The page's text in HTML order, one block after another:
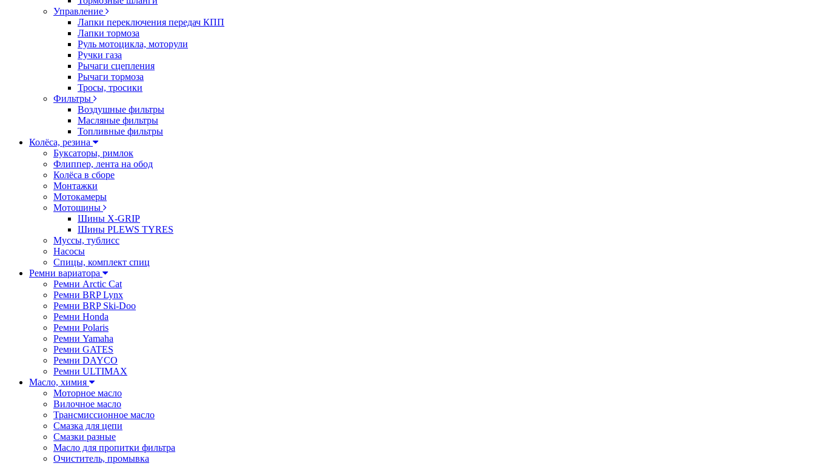
Управление
Лапки переключения передач КПП
Лапки тормоза
Руль мотоцикла, моторули
Ручки газа
Рычаги сцепления
Рычаги тормоза
Тросы, тросики
Фильтры
Воздушные фильтры
Масляные фильтры
Топливные фильтры
Колёса, резина
Буксаторы, римлок
Флиппер, лента на обод
Колёса в сборе
Монтажки
Мотокамеры
Мотошины
Шины X-GRIP
Шины PLEWS TYRES
Муссы, тублисс
Насосы
Спицы, комплект спиц
Ремни вариатора
Ремни Arctic Cat
Ремни BRP Lynx
Ремни BRP Ski-Doo
Ремни Honda
Ремни Polaris
Ремни Yamaha
Ремни GATES
Ремни DAYCO
Ремни ULTIMAX
Масло, химия
Моторное масло
Вилочное масло
Трансмиссионное масло
Смазка для цепи
Смазки разные
Масло для пропитки фильтра
Очиститель, промывка